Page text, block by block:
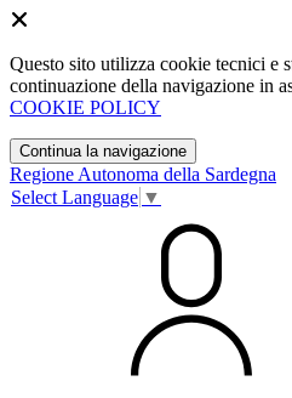
Questo sito utilizza cookie tecnici e
continuazione della navigazione in
COOKIE POLICY
Continua la navigazione
Regione Autonoma della Sardegna
Select Language ▼